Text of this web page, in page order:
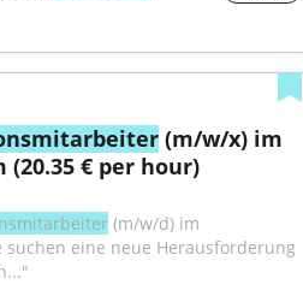
(m/w/x) im
(20.35 € per hour)
(m/w/d) im
suchen eine neue Herausforderung